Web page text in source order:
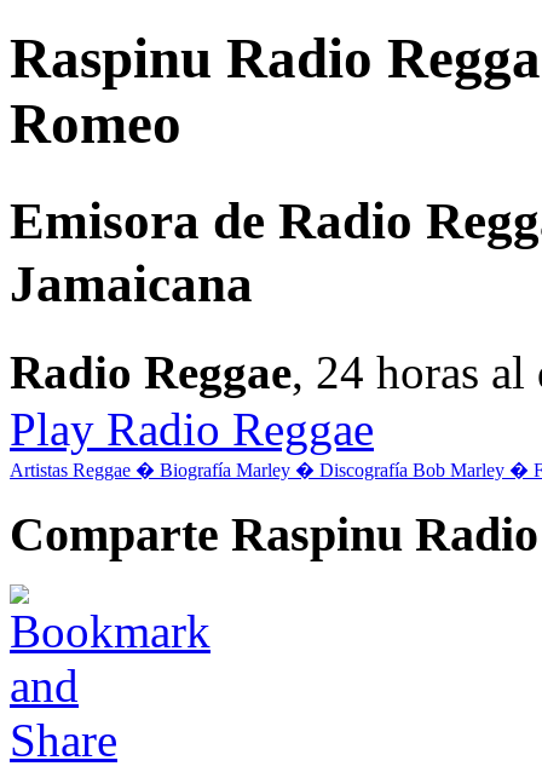
Raspinu Radio
Romeo
Emisora de Radio
Jamaicana
Radio Reggae, 24 horas
Play Radio Reggae
Artistas Reggae � Biografía Marley � Discografía Bob Marley �
Comparte Raspinu